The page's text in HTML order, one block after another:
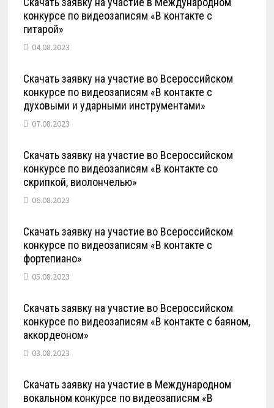
конкурсе по видеозаписям «В контакте с
гитарой»
04.08.2023
Скачать заявку на участие во Всероссийском
конкурсе по видеозаписям «В контакте с
духовыми и ударными инструментами»
07.08.2023
Скачать заявку на участие во Всероссийском
конкурсе по видеозаписям «В контакте со
скрипкой, виолончелью»
06.08.2023
Скачать заявку на участие во Всероссийском
конкурсе по видеозаписям «В контакте с
фортепиано»
05.08.2023
Скачать заявку на участие во Всероссийском
конкурсе по видеозаписям «В контакте с баяном,
аккордеоном»
03.08.2023
Скачать заявку на участие в Международном
вокальном конкурсе по видеозаписям «В